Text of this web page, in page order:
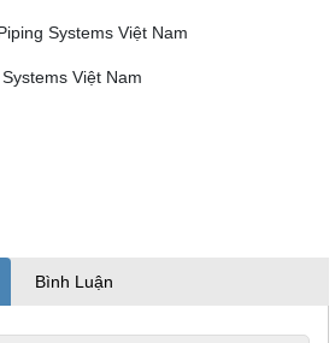
Systems Việt Nam
Việt Nam
Bình Luận